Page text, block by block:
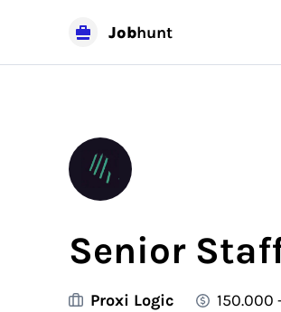
Jobhunt
Senior
Proxi Logic 150.000